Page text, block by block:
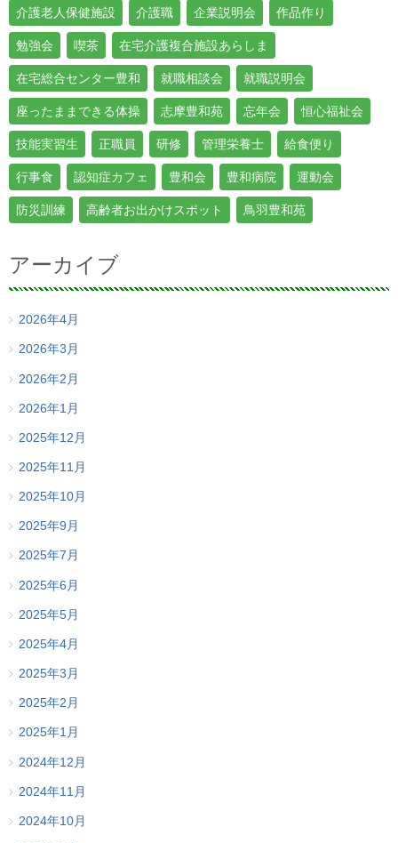
介護老人保健施設 介護職 企業説明会 作品作り
勉強会 喫茶 在宅介護複合施設あらしま
在宅総合センター豊和 就職相談会 就職説明会
座ったままできる体操 志摩豊和苑 忘年会 恒心福祉会
技能実習生 正職員 研修 管理栄養士 給食便り
行事食 認知症カフェ 豊和会 豊和病院 運動会
防災訓練 高齢者お出かけスポット 鳥羽豊和苑
アーカイブ
2026年4月
2026年3月
2026年2月
2026年1月
2025年12月
2025年11月
2025年10月
2025年9月
2025年7月
2025年6月
2025年5月
2025年4月
2025年3月
2025年2月
2025年1月
2024年12月
2024年11月
2024年10月